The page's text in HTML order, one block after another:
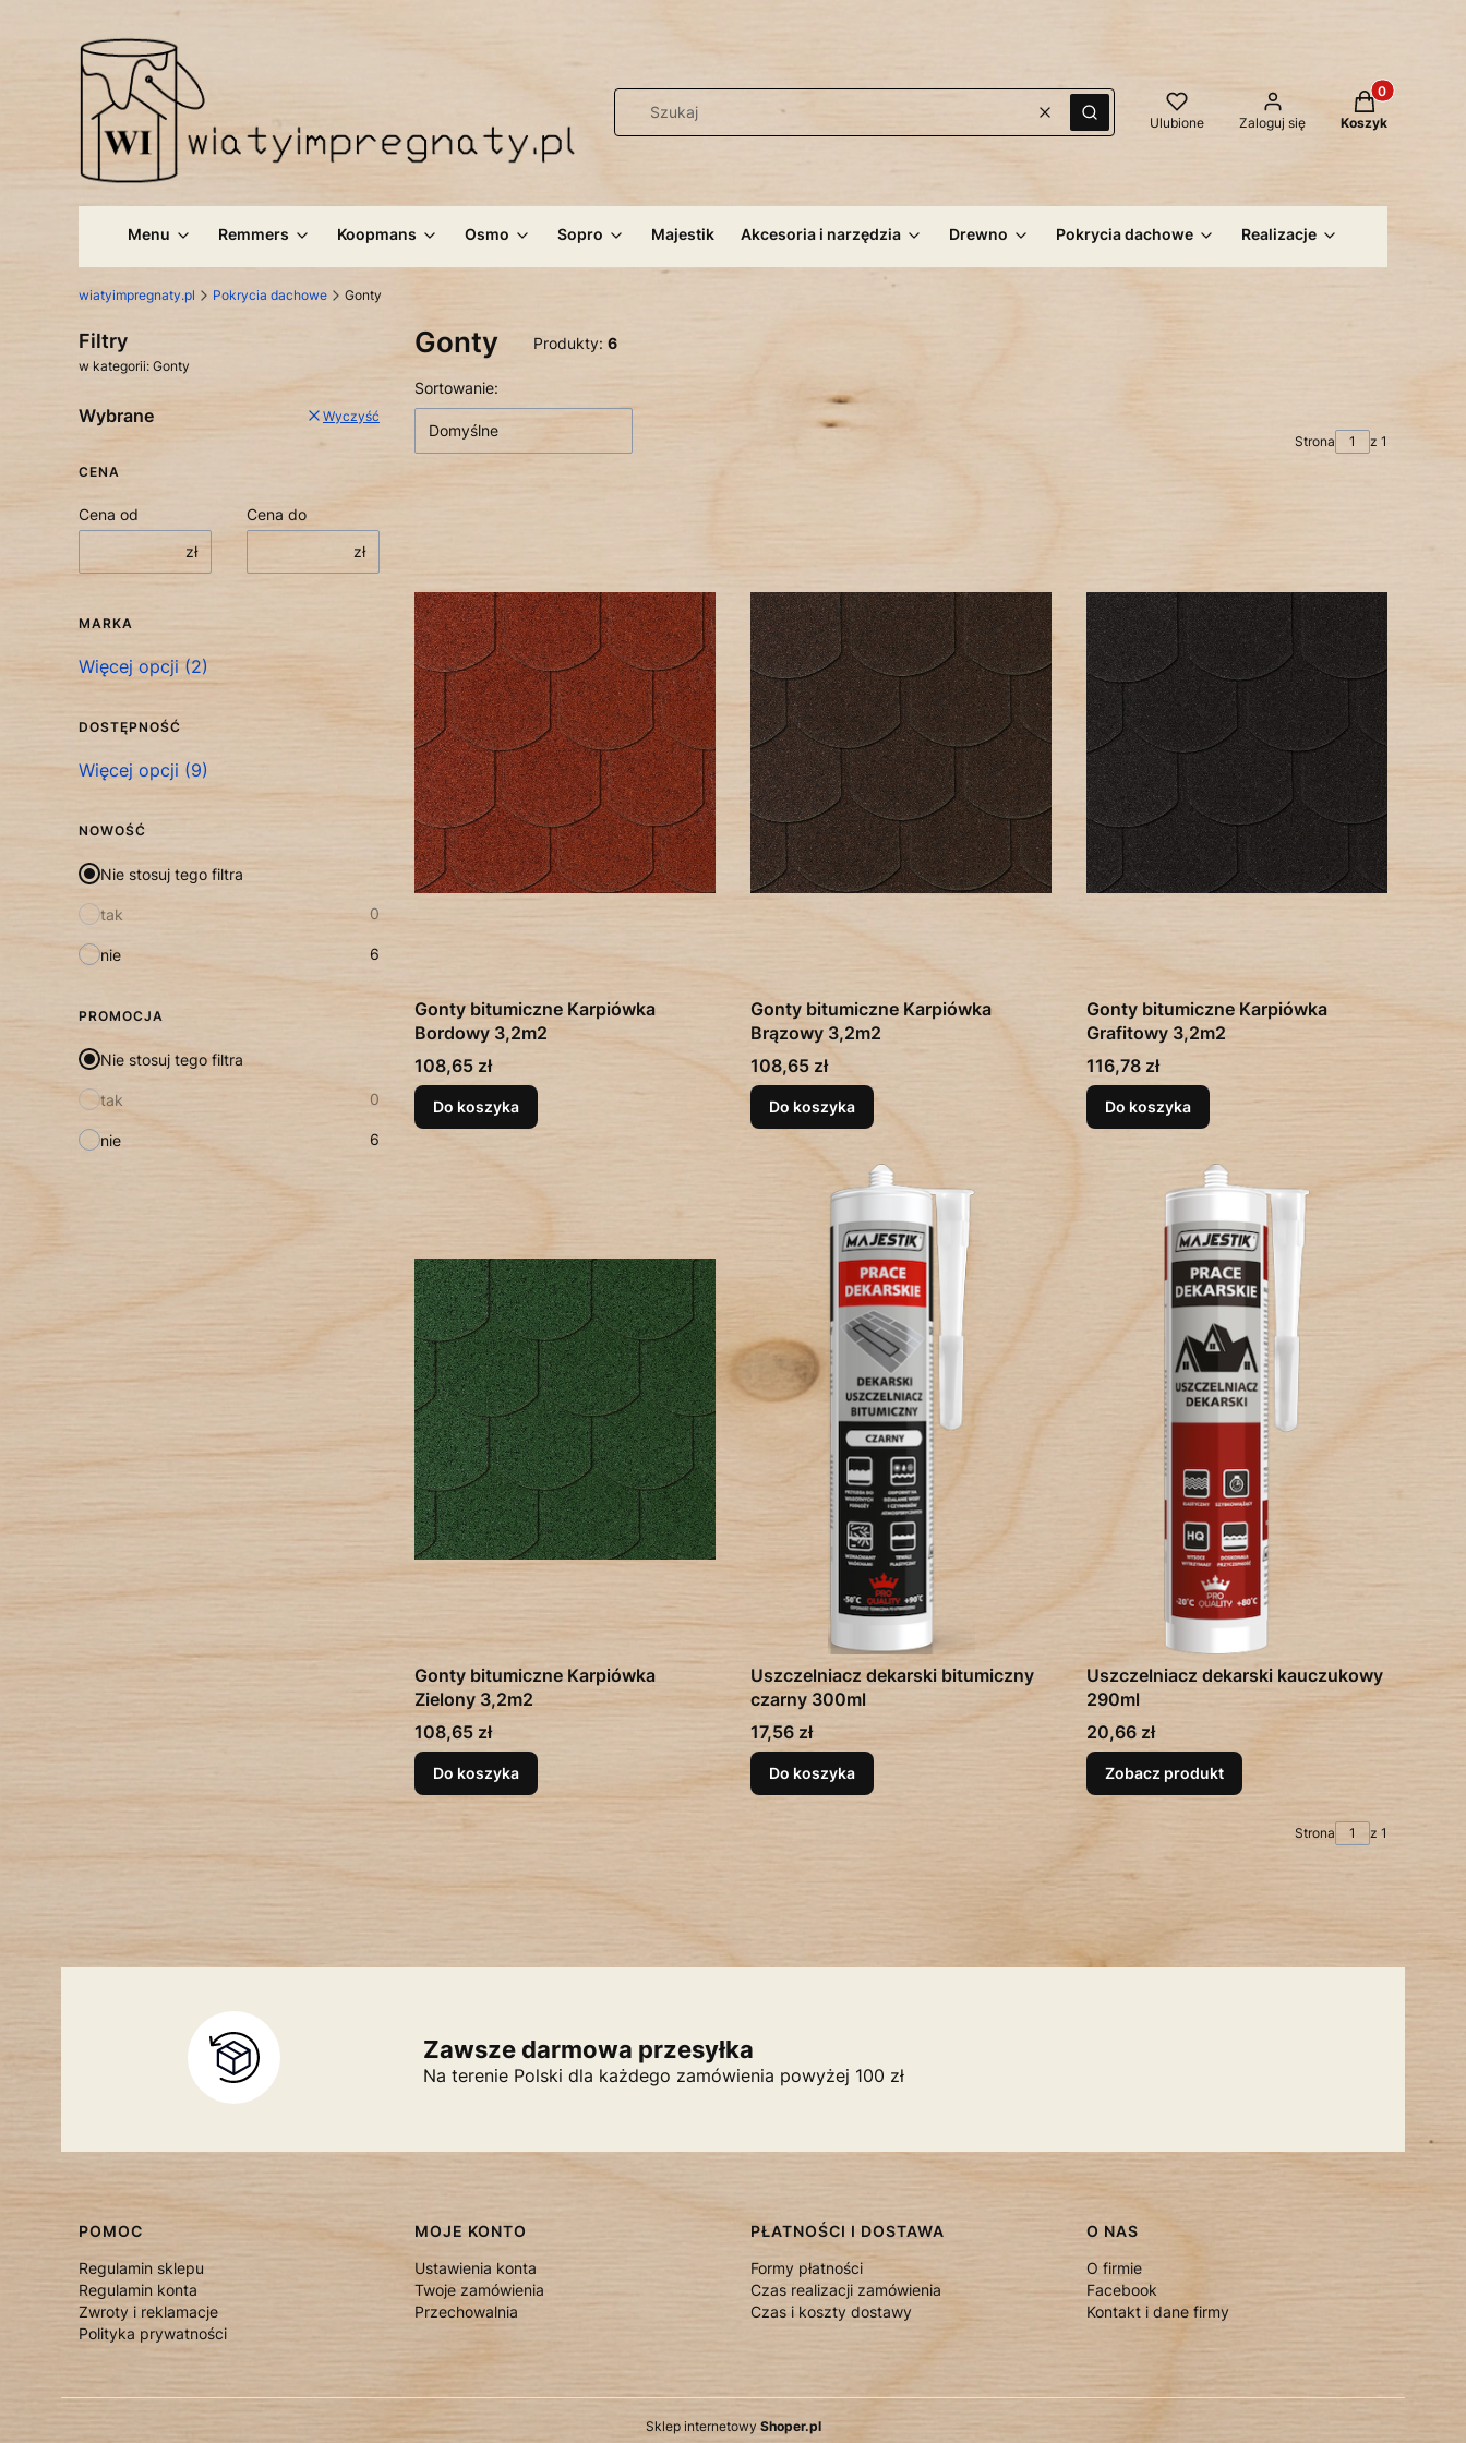
WyczyśćSzukaj Ulubione Zaloguj się
Produkty w
Koszyk
Menu Remmers Koopmans Osmo Sopro Majestik Akcesoria i narzędzia Drewno Pokrycia dachowe Realizacje
wiatyimpregnaty.pl Pokrycia dachowe Gonty
Filtry
w kategorii: Gonty
Wybrane Wyczyść
CENA
Cena od
zł
Cena do
zł
MARKA
Marka
Więcej opcji (2)
DOSTĘPNOŚĆ
Dostępność
Więcej opcji (9)
NOWOŚĆ
Nie stosuj tego filtra
tak 0
nie 6
PROMOCJA
Nie stosuj tego filtra
tak 0
nie 6
Gonty Produkty: 6
Lista produktów
Sortowanie:
Domyślne
Strona z 1
Gonty bitumiczne Karpiówka
Bordowy 3,2m2
Cena
108,65 zł
Do koszyka
Gonty bitumiczne Karpiówka
Brązowy 3,2m2
Cena
108,65 zł
Do koszyka
Gonty bitumiczne Karpiówka
Grafitowy 3,2m2
Cena
116,78 zł
Do koszyka
Gonty bitumiczne Karpiówka
Zielony 3,2m2
Cena
108,65 zł
Do koszyka
Uszczelniacz dekarski bitumiczny
czarny 300ml
Cena
17,56 zł
Do koszyka
Uszczelniacz dekarski kauczukowy
290ml
Cena
20,66 zł
Zobacz produkt
Strona z 1
Zawsze darmowa przesyłka
Na terenie Polski dla każdego zamówienia powyżej 100 zł
Linki w stopce
POMOC
Regulamin sklepu
Regulamin konta
Zwroty i reklamacje
Polityka prywatności
MOJE KONTO
Ustawienia konta
Twoje zamówienia
Przechowalnia
PŁATNOŚCI I DOSTAWA
Formy płatności
Czas realizacji zamówienia
Czas i koszty dostawy
O NAS
O firmie
Facebook
Kontakt i dane firmy
Sklep internetowy Shoper.pl